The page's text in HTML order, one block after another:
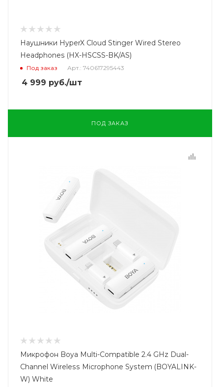
Наушники HyperX Cloud Stinger Wired Stereo
Headphones (HX-HSCSS-BK/AS)
Под заказ Арт.: 740617295443
4 999 руб./шт
ПОД ЗАКАЗ
Микрофон Boya Multi-Compatible 2.4 GHz Dual-
Channel Wireless Microphone System (BOYALINK-
W) White